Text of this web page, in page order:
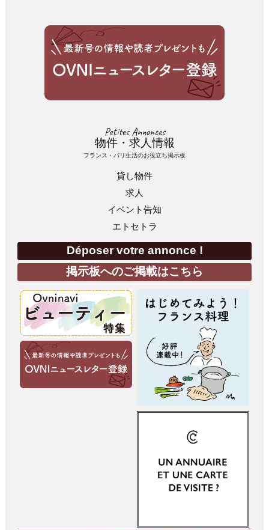
Petites Annonces
物件・求人情報
フランス・パリ生活のお役立ち掲示板
貸し物件
求人
イベント告知
エトセトラ
Déposer votre annonce !
掲示板へのご掲載はこちら